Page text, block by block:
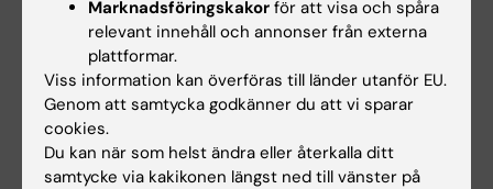
Hitta Medicinvetarna iiTunes .
Marknadsföringskakor för att visa och spåra
relevant innehåll och annonser från externa
plattformar.
Viss information kan överföras till länder utanför EU.
Genom att samtycka godkänner du att vi sparar
cookies.
Du kan när som helst ändra eller återkalla ditt
samtycke via kakikonen längst ned till vänster på